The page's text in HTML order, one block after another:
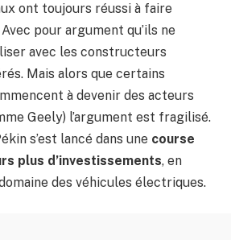
ont toujours réussi à faire
pour argument qu’ils ne
avec les constructeurs
Mais alors que certains
à devenir des acteurs
Geely) l’argument est fragilisé.
s’est lancé dans une course
plus d’investissements, en
des véhicules électriques.